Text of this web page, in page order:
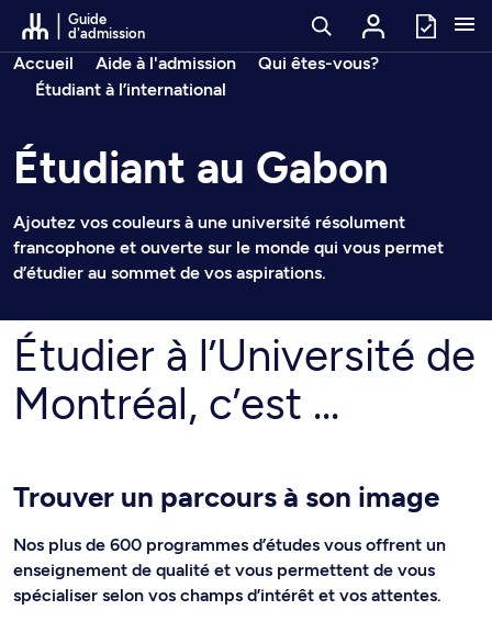
Passer au contenu
Guide
d'admission
Fil d’arianne
Accueil Aide à l'admission
Qui êtes-vous?
Étudiant à l’international
Étudiant au Gabon
Ajoutez vos couleurs à une université résolument
francophone et ouverte sur le monde qui vous permet
d’étudier au sommet de vos aspirations.
Étudier à l’Université de
Montréal, c’est ...
Trouver un parcours à son image
Nos plus de 600 programmes d’études vous offrent un
enseignement de qualité et vous permettent de vous
spécialiser selon vos champs d’intérêt et vos attentes.